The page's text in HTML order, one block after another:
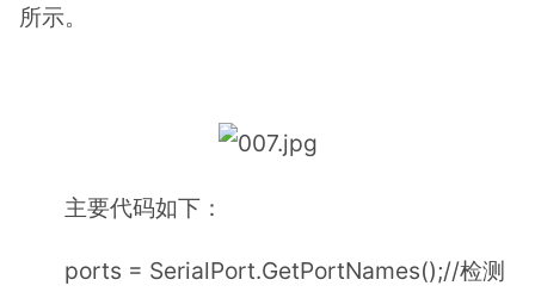
所示。
主要代码如下：
ports = SerialPort.GetPortNames();//检测